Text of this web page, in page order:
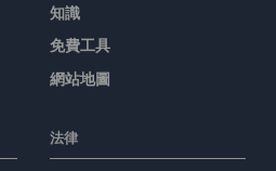
知識
免費工具
網站地圖
法律